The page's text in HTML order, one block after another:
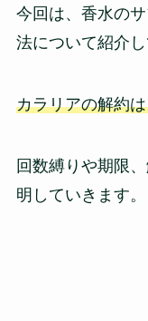
今回は、香水の
法について紹介し
カラリアの解約
回数縛りや期限
明していきます。